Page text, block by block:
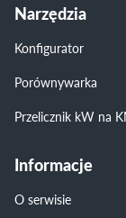
Narzędzia
Konfigurator
Porównywarka
Przelicznik kW na
Informacje
O serwisie